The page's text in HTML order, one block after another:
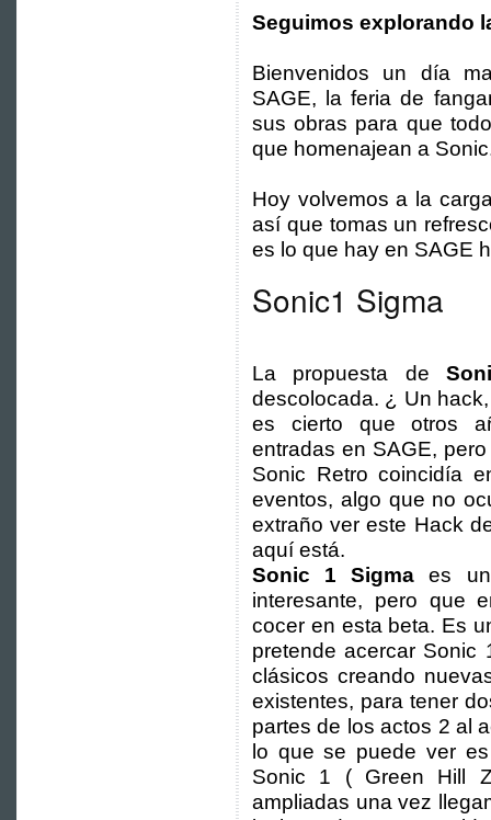
Seguimos explorando
Bienvenidos un día
SAGE, la feria de
sus obras para que
que homenajean a
Hoy volvemos a la
así que tomas un
es lo que hay en SAGE
Sonic1 Sigma
La propuesta de
descolocada. ¿ Un
es cierto que otros
entradas en SAGE,
Sonic Retro coincidía
eventos, algo que no
extraño ver este Hack
aquí está.
Sonic 1 Sigma es
interesante, pero que
cocer en esta beta. Es
pretende acercar Sonic
clásicos creando
existentes, para tener
partes de los actos 2 al
lo que se puede ver
Sonic 1 ( Green Hill
ampliadas una vez